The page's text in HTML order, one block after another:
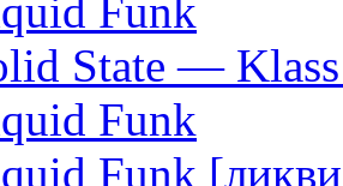
Funk
State —
Funk
Funk